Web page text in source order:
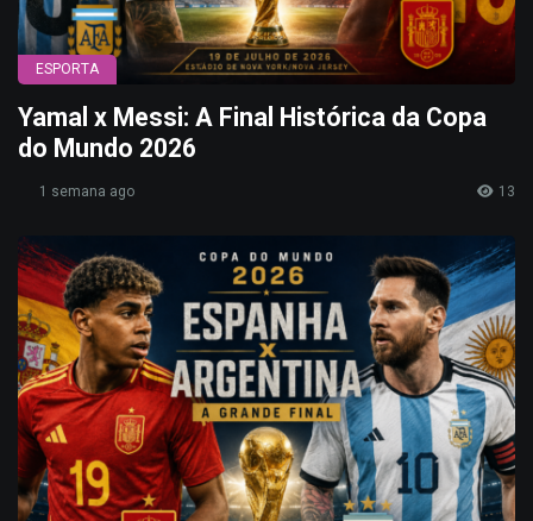
ESPORTA
Yamal x Messi: A Final Histórica da Copa
do Mundo 2026
1 semana ago 13